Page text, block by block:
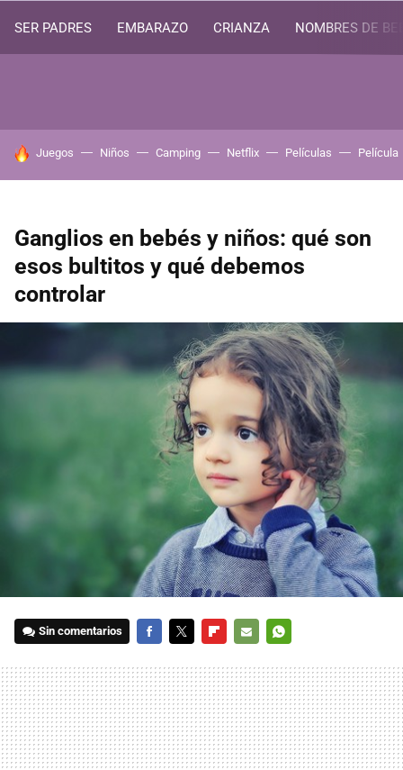
SER PADRES EMBARAZO CRIANZA NOMBRES DE
HOY SE HABLA DE
Juegos Niños Camping Netflix Películas Película
Ganglios en bebés y niños: qué son
esos bultitos y qué debemos
controlar
Sin comentarios
MAIL